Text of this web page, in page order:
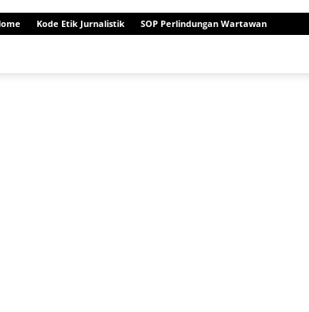
Kode Etik Jurnalistik SOP Perlindungan Wartawan